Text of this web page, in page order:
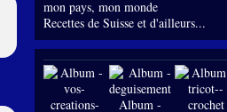
mon pays, mon monde
Recettes de Suisse et d'ailleurs...
Album -